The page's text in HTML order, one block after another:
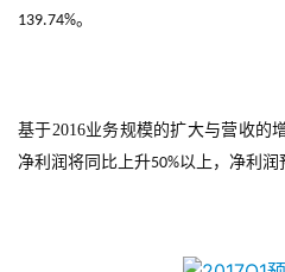
游
接
139.74%。
基于2016业务规模的扩大与营收的
净利润将同比上升50%以上，净利润